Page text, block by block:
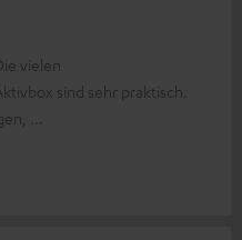
vielen
sind sehr praktisch.